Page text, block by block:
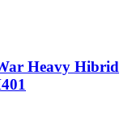
Heavy Hibrid